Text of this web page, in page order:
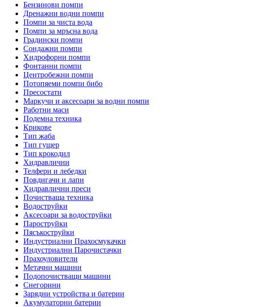
Бензинови помпи
Дренажни водни помпи
Помпи за чиста вода
Помпи за мръсна вода
Градински помпи
Сондажни помпи
Хидрофорни помпи
Фонтанни помпи
Центробежни помпи
Потопяеми помпи бибо
Пресостати
Маркучи и аксесоари за водни помпи
Работни маси
Подемна техника
Крикове
Тип жаба
Тип гущер
Тип крокодил
Хидравлични
Телфери и лебедки
Повдигачи и лапи
Хидравлични преси
Почистваща техника
Водоструйки
Аксесоари за водоструйки
Пароструйки
Пясъкоструйки
Индустриални Прахосмукачки
Индустриални Парочистачки
Прахоуловители
Метачни машини
Подопочистващи машини
Снегорини
Зарядни устройства и батерии
Акумулаторни батерии